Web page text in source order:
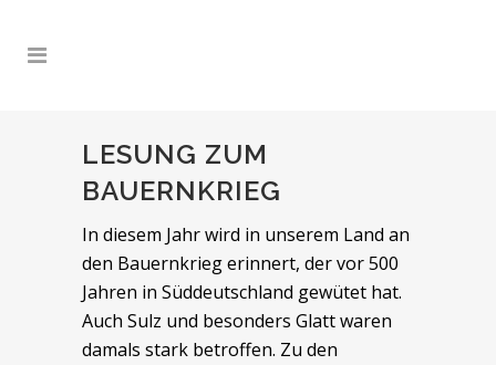
LESUNG ZUM
BAUERNKRIEG
In diesem Jahr wird in unserem Land an
den Bauernkrieg erinnert, der vor 500
Jahren in Süddeutschland gewütet hat.
Auch Sulz und besonders Glatt waren
damals stark betroffen. Zu den